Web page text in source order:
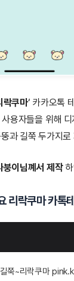
락쿠마‘ 카카오톡
용자들을 위해
과 길쭉 두가지로
붕이님꼐서 제작
리락쿠마카톡
쭉~리락쿠마